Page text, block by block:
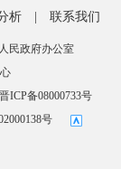
析 联系我们
民政府办公室
晋ICP备08000733号
号